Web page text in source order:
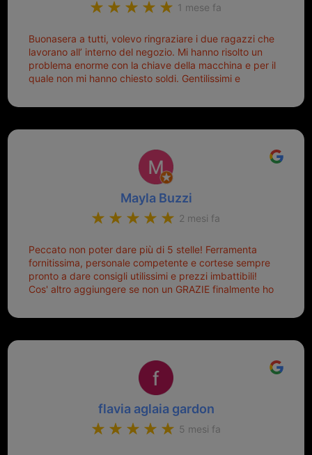
1 mese fa
Buonasera a tutti, volevo ringraziare i due ragazzi che
lavorano all’ interno del negozio. Mi hanno risolto un
problema enorme con la chiave della macchina e per il
quale non mi hanno chiesto soldi. Gentilissimi e
Sicuramente tornerò qui per qualsiasi altro problema.
Mayla Buzzi
2 mesi fa
Peccato non poter dare più di 5 stelle! Ferramenta
fornitissima, personale competente e cortese sempre
pronto a dare consigli utilissimi e prezzi imbattibili!
Cos' altro aggiungere se non un GRAZIE finalmente ho
mio riferimento. Ah dimenticavo...da loro sono riuscita
Top top top!!!
flavia aglaia gardon
5 mesi fa